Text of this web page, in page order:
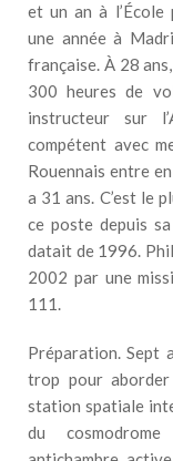
et un an à l’École
une année à
française. À 28
300 heures de
instructeur sur
compétent avec
Rouennais entre
a 31 ans. C’est le
ce poste depuis
datait de 1996.
2002 par une
111.
Préparation. Sept
trop pour
station spatiale
du